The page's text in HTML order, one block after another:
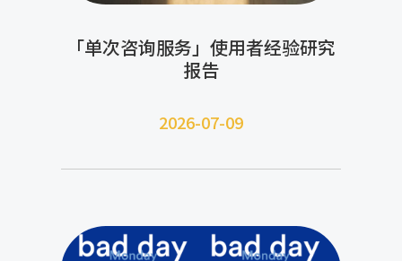
「单次咨询服务」使用者经验研究
报告
2026-07-09